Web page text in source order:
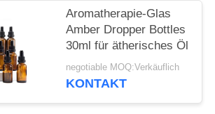
Aromatherapie-Glas
Amber Dropper Bottles
30ml für ätherisches Öl
negotiable MOQ:Verkäuflich
KONTAKT